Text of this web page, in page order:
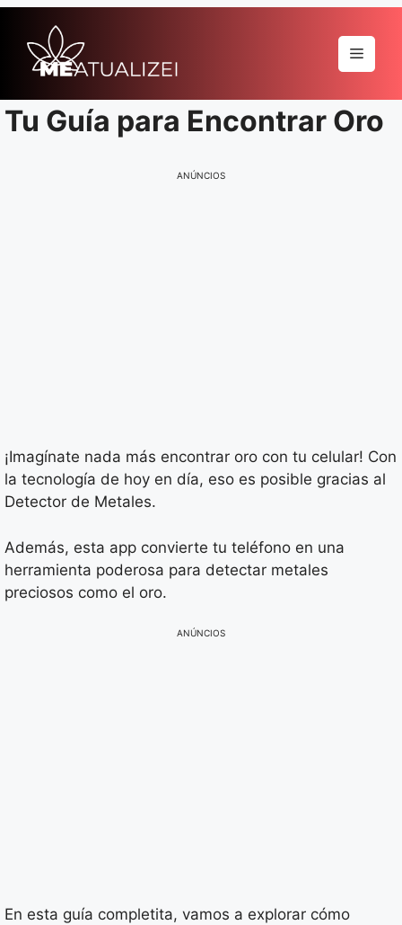
para
Menu
Tu Guía para Encontrar Oro
ANÚNCIOS
¡Imagínate nada más encontrar oro con tu celular! Con
la tecnología de hoy en día, eso es posible gracias al
Detector de Metales.
Además, esta app convierte tu teléfono en una
herramienta poderosa para detectar metales
preciosos como el oro.
ANÚNCIOS
En esta guía completita, vamos a explorar cómo